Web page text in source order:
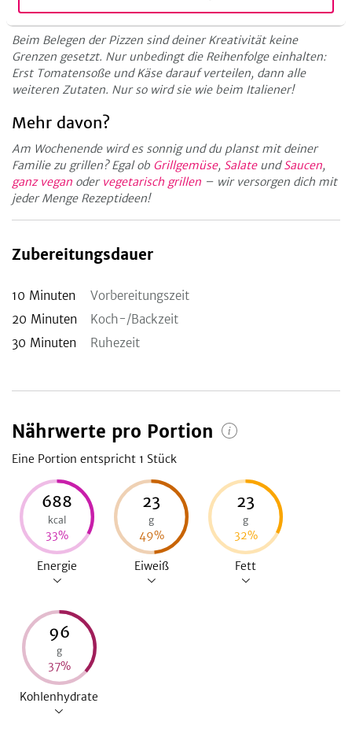
kannst du auch 2 Pizzen gleichzeitig grillen.
Beim Belegen der Pizzen sind deiner Kreativität keine
Grenzen gesetzt. Nur unbedingt die Reihenfolge einhalten:
Erst Tomatensoße und Käse darauf verteilen, dann alle
weiteren Zutaten. Nur so wird sie wie beim Italiener!
Mehr davon?
Am Wochenende wird es sonnig und du planst mit deiner
Familie zu grillen? Egal ob Grillgemüse, SalateundSaucen,
ganz vegan oder vegetarisch grillen – wir versorgen dich mit
jeder Menge Rezeptideen!
Zubereitungsdauer
10 Minuten
Vorbereitungszeit
20 Minuten
Koch-/Backzeit
30 Minuten Ruhezeit
Nährwerte pro Portion
Eine Portion entspricht 1 Stück
688
kcal
33%
Energie
23
g
49%
Eiweiß
23
g
32%
Fett
96
g
37%
Kohlenhydrate